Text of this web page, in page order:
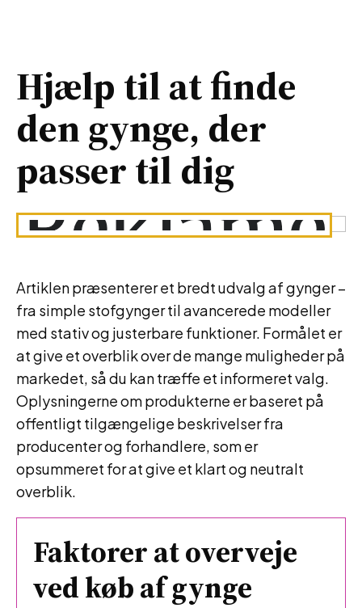
Hjælp til at finde
den gynge, der
passer til dig
Artiklen præsenterer et bredt udvalg af gynger –
fra simple stofgynger til avancerede modeller
med stativ og justerbare funktioner. Formålet er
at give et overblik over de mange muligheder på
markedet, så du kan træffe et informeret valg.
Oplysningerne om produkterne er baseret på
offentligt tilgængelige beskrivelser fra
producenter og forhandlere, som er
opsummeret for at give et klart og neutralt
overblik.
Faktorer at overveje
ved køb af gynge